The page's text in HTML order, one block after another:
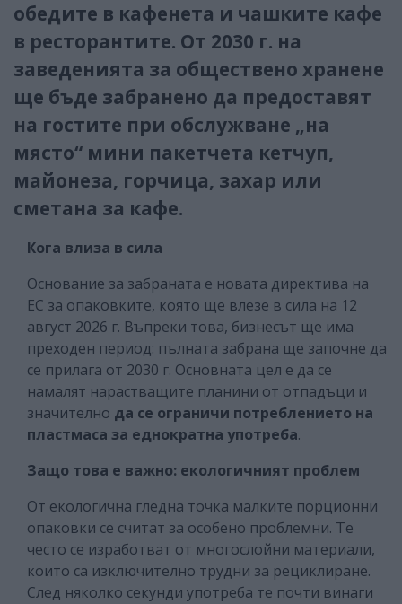
обедите в кафенета и чашките кафе
в ресторантите. От 2030 г. на
заведенията за обществено хранене
ще бъде забранено да предоставят
на гостите при обслужване „на
място“ мини пакетчета кетчуп,
майонеза, горчица, захар или
сметана за кафе.
Кога влиза в сила
Основание за забраната е новата директива на
ЕС за опаковките, която ще влезе в сила на 12
август 2026 г. Въпреки това, бизнесът ще има
преходен период: пълната забрана ще започне да
се прилага от 2030 г. Основната цел е да се
намалят нарастващите планини от отпадъци и
значително да се ограничи потреблението на
пластмаса за еднократна употреба.
Защо това е важно: екологичният проблем
От екологична гледна точка малките порционни
опаковки се считат за особено проблемни. Те
често се изработват от многослойни материали,
които са изключително трудни за рециклиране.
След няколко секунди употреба те почти винаги